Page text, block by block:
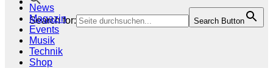
Search for: Search Button
News
Magazin
Events
Musik
Technik
Shop